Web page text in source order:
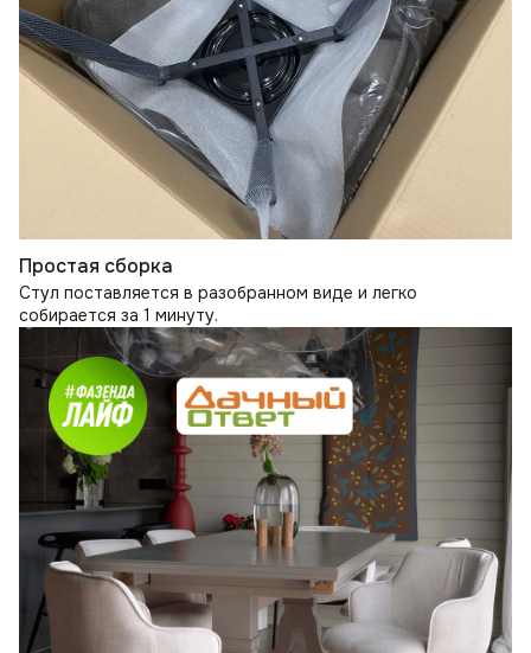
Простая сборка
Стул поставляется в разобранном виде и легко
собирается за 1 минуту.